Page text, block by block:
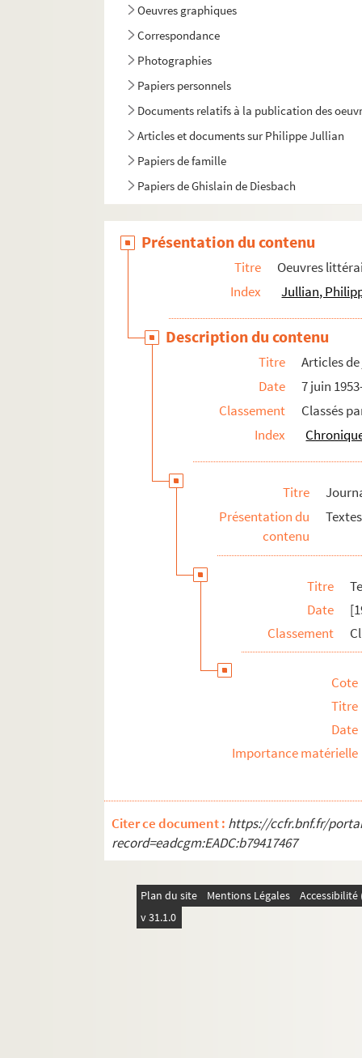
Oeuvres graphiques
Correspondance
Photographies
Papiers personnels
Documents relatifs à la publication des
Articles et documents sur Philippe Jullian
Papiers de famille
Papiers de Ghislain de Diesbach
Présentation du contenu
Titre
Oeuvres
Index
Jullian,
Description du contenu
Titre
Articles
Date
7 juin
Classement
Classés
Index
Titre
Présentation du
contenu
Titre
Date
Classement
Cote
Titre
Date
Importance matérielle
Citer ce document : https://ccfr.bnf.fr/
record=eadcgm:EADC:b79417467
Plan du site Mentions Légales
v 31.1.0